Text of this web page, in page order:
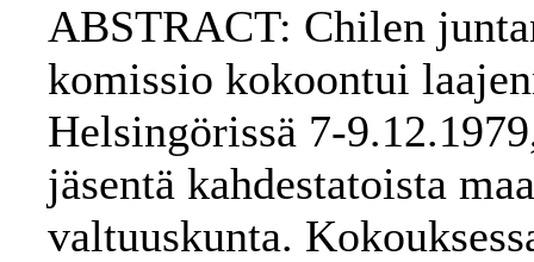
ABSTRACT: Chilen
komissio kokoontui
Helsingörissä 7-
jäsentä kahdestatoista
valtuuskunta.